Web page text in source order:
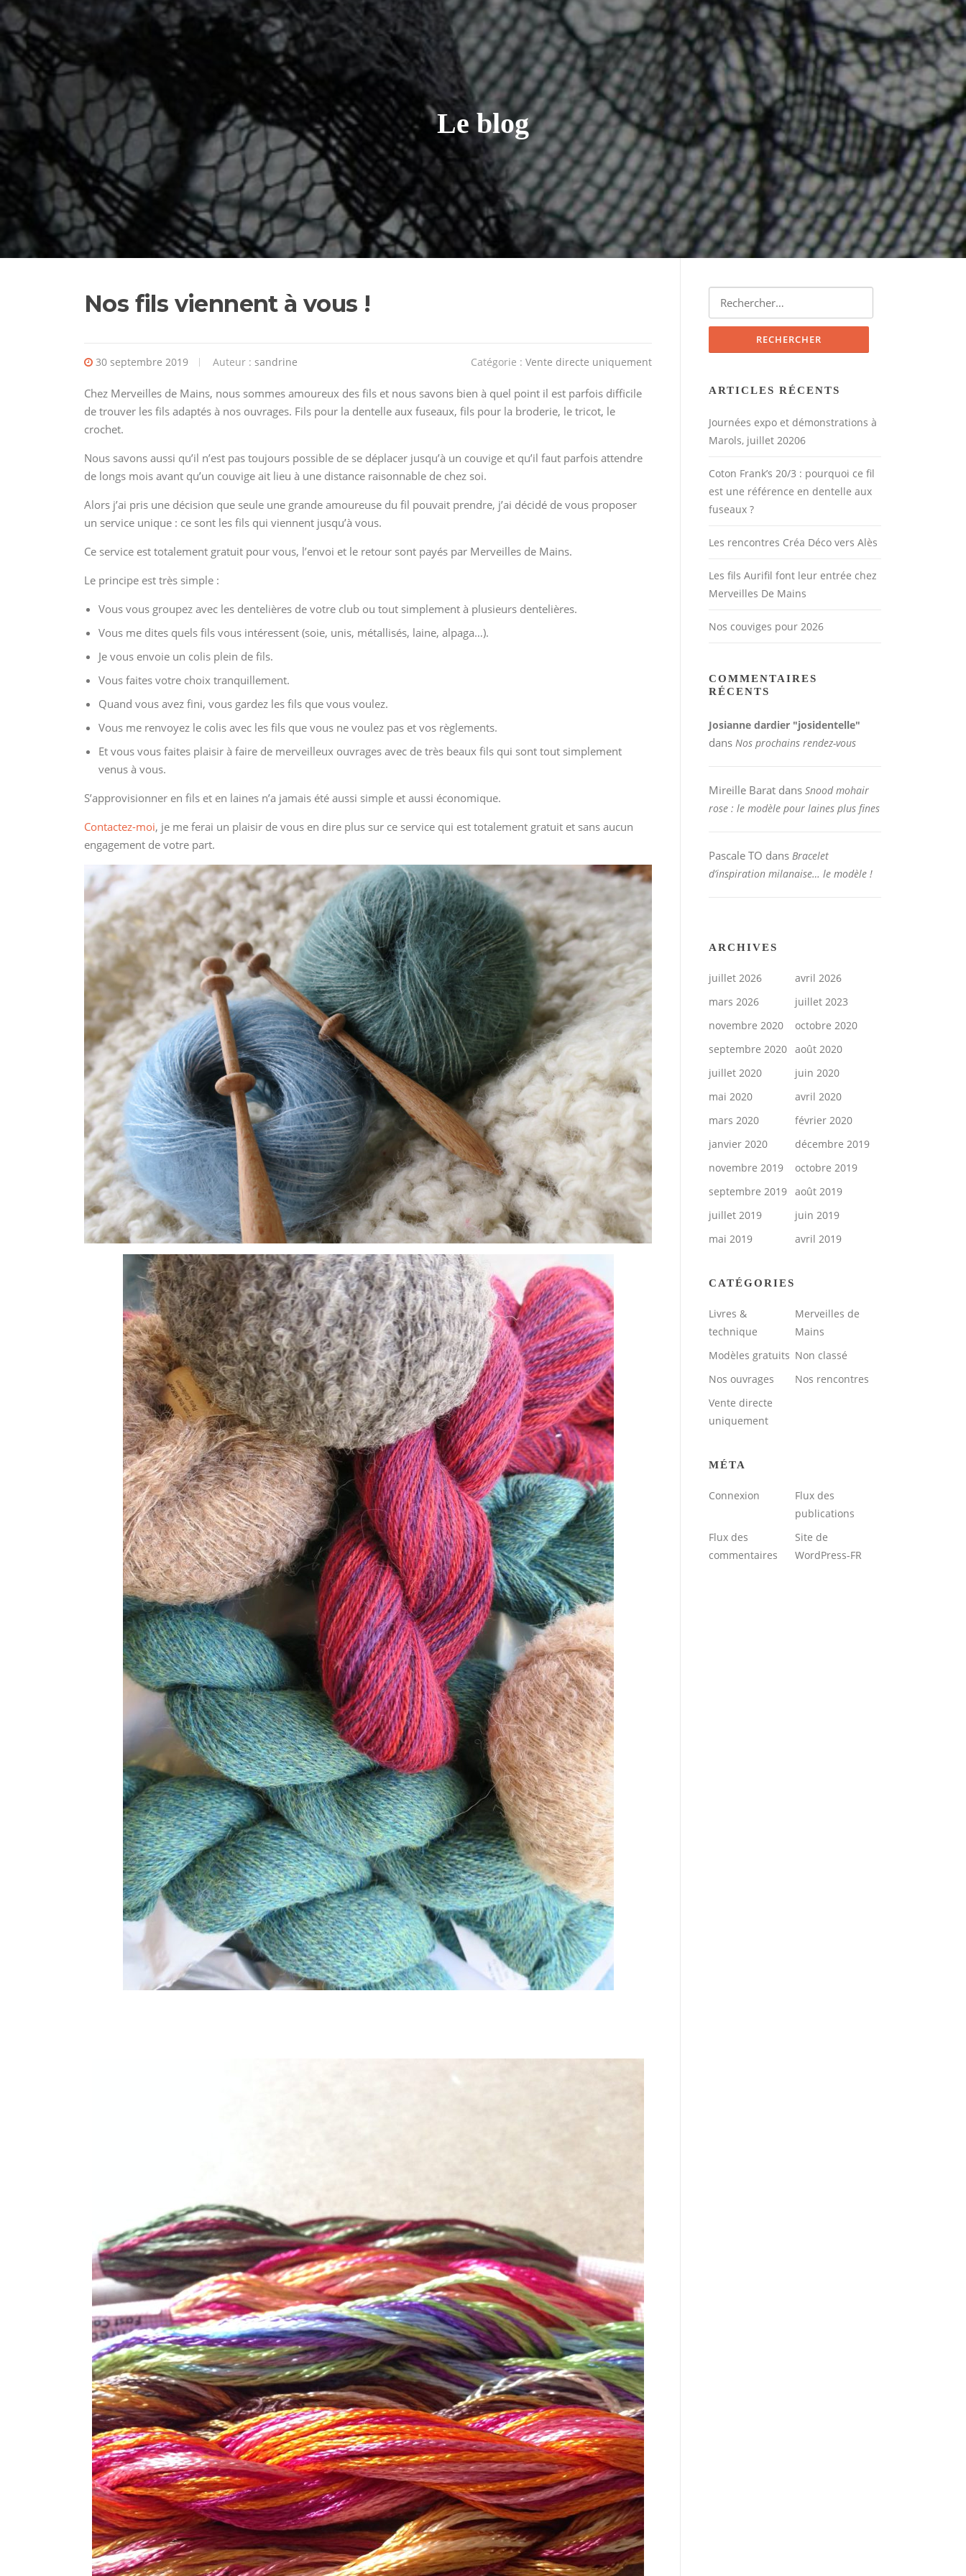
Aller
au
contenu
Le blog
Nos fils viennent à vous !
30 septembre 2019 Auteur : sandrine Catégorie : Vente directe uniquement
Chez Merveilles de Mains, nous sommes amoureux des fils et nous savons bien à quel point il est parfois difficile
de trouver les fils adaptés à nos ouvrages. Fils pour la dentelle aux fuseaux, fils pour la broderie, le tricot, le
crochet.
Nous savons aussi qu’il n’est pas toujours possible de se déplacer jusqu’à un couvige et qu’il faut parfois attendre
de longs mois avant qu’un couvige ait lieu à une distance raisonnable de chez soi.
Alors j’ai pris une décision que seule une grande amoureuse du fil pouvait prendre, j’ai décidé de vous proposer
un service unique : ce sont les fils qui viennent jusqu’à vous.
Ce service est totalement gratuit pour vous, l’envoi et le retour sont payés par Merveilles de Mains.
Le principe est très simple :
Vous vous groupez avec les dentelières de votre club ou tout simplement à plusieurs dentelières.
Vous me dites quels fils vous intéressent (soie, unis, métallisés, laine, alpaga…).
Je vous envoie un colis plein de fils.
Vous faites votre choix tranquillement.
Quand vous avez fini, vous gardez les fils que vous voulez.
Vous me renvoyez le colis avec les fils que vous ne voulez pas et vos règlements.
Et vous vous faites plaisir à faire de merveilleux ouvrages avec de très beaux fils qui sont tout simplement
venus à vous.
S’approvisionner en fils et en laines n’a jamais été aussi simple et aussi économique.
Contactez-moi, je me ferai un plaisir de vous en dire plus sur ce service qui est totalement gratuit et sans aucun
engagement de votre part.
Rechercher :
ARTICLES RÉCENTS
Journées expo et démonstrations à
Marols, juillet 20206
Coton Frank’s 20/3 : pourquoi ce fil
est une référence en dentelle aux
fuseaux ?
Les rencontres Créa Déco vers Alès
Les fils Aurifil font leur entrée chez
Merveilles De Mains
Nos couviges pour 2026
COMMENTAIRES
RÉCENTS
Josianne dardier "josidentelle"
dans Nos prochains rendez-vous
Mireille Barat dans Snood mohair
rose : le modèle pour laines plus fines
Pascale TO dans Bracelet
d’inspiration milanaise… le modèle !
ARCHIVES
juillet 2026
avril 2026
mars 2026
juillet 2023
novembre 2020
octobre 2020
septembre 2020 août 2020
juillet 2020
juin 2020
mai 2020
avril 2020
mars 2020
février 2020
janvier 2020
décembre 2019
novembre 2019
octobre 2019
septembre 2019 août 2019
juillet 2019
juin 2019
mai 2019
avril 2019
CATÉGORIES
Livres &
technique
Merveilles de
Mains
Modèles gratuits Non classé
Nos ouvrages
Nos rencontres
Vente directe
uniquement
MÉTA
Connexion
Flux des
publications
Flux des
commentaires
Site de
WordPress-FR